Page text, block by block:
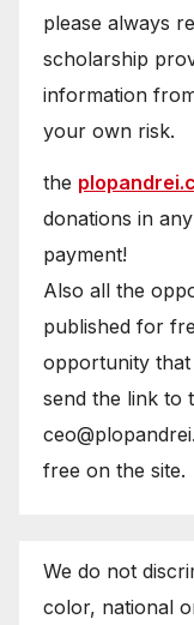
please always
scholarship
information
your own risk.
the
donations in
payment!
Also all the
published for
opportunity that
send the link to
free on the site.
We do not
color, national